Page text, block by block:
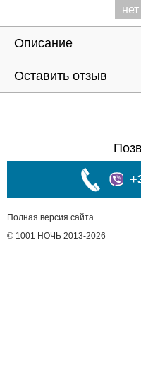
Описание
Оставить отзыв
Полная версия сайта
© 1001 НОЧЬ 2013-2026